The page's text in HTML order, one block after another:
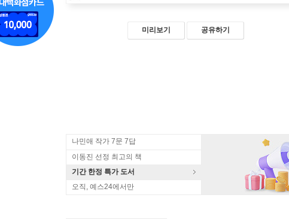
미리보기 공유하기
나민애 작가 7문 7답
이동진 선정 최고의 책
기간 한정 특가 도서
오직, 예스24에서만